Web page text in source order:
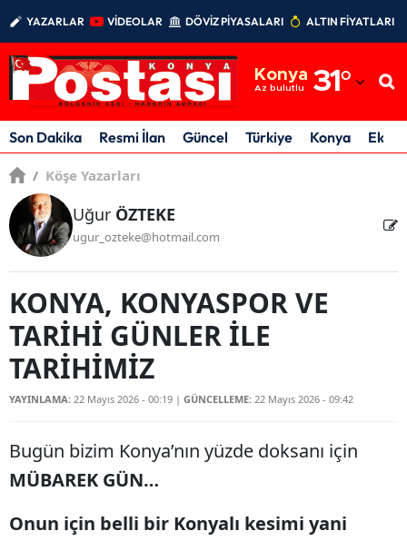
YAZARLAR VİDEOLAR DÖVİZ PİYASALARI ALTIN FİYATLARI
Konya
Az bulutlu 31°
Adıyaman
Afyonkarahisar
Antalya
Artvin
Bingöl
Son Dakika Resmi İlan Güncel Türkiye Konya
/ Köşe Yazarları
Uğur ÖZTEKE
ugur_ozteke@hotmail.com
KONYA, KONYASPOR VE
TARİHİ GÜNLER İLE
TARİHİMİZ
YAYINLAMA: 22 Mayıs 2026 - 00:19 | GÜNCELLEME: 22 Mayıs 2026 - 09:42
Bugün bizim Konya’nın yüzde doksanı için
MÜBAREK GÜN…
Onun için belli bir Konyalı kesimi yani